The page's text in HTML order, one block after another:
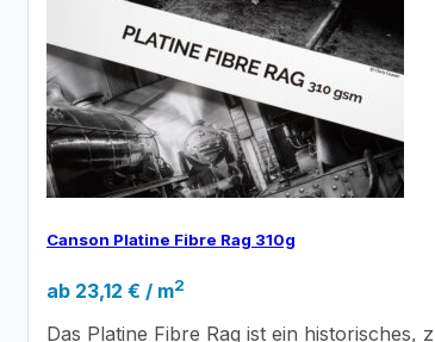
Canson Platine Fibre Rag 310g
ab 23,12 € / m2
Das Platine Fibre Rag ist ein